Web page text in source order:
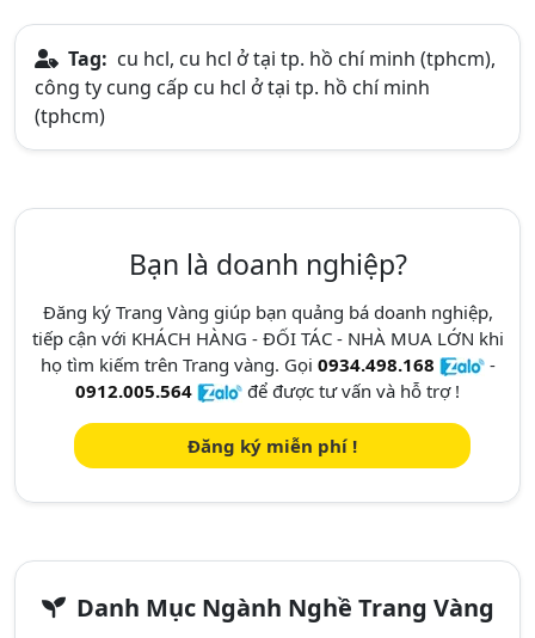
Tag: cu hcl, cu hcl ở tại tp. hồ chí minh (tphcm),
công ty cung cấp cu hcl ở tại tp. hồ chí minh
(tphcm)
Bạn là doanh nghiệp?
Đăng ký Trang Vàng giúp bạn quảng bá doanh nghiệp,
tiếp cận với KHÁCH HÀNG - ĐỐI TÁC - NHÀ MUA LỚN khi
họ tìm kiếm trên Trang vàng. Gọi 0934.498.168
-
0912.005.564
để được tư vấn và hỗ trợ !
Đăng ký miễn phí !
Danh Mục Ngành Nghề Trang Vàng